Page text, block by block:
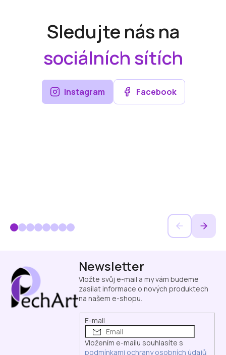
Sledujte nás na
sociálních sítích
Instagram Facebook
Newsletter
Vložte svůj e-mail a my vám budeme
zasílat informace o nových produktech
na našem e-shopu.
E-mail
Vložením e-mailu souhlasíte s
podmínkami ochrany osobních údajů